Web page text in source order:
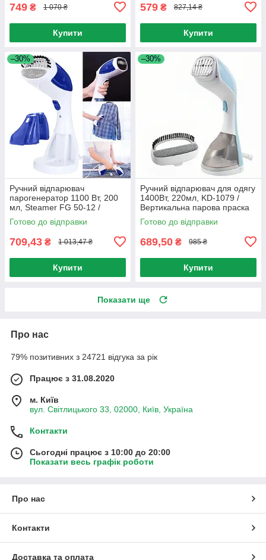
749 ₴ 1 070 ₴
Купити
579 ₴ 827,14 ₴
Купити
–30%
Ручний відпарювач
парогенератор 1100 Вт, 200
мл, Steamer FG 50-12 /
Вертикальна парова праска
для одягу
Готово до відправки
709,43 ₴ 1 013,47 ₴
Купити
–30%
Ручний відпарювач для одягу
1400Вт, 220мл, KD-1079 /
Вертикальна парова праска
для всіх типів тканини
Готово до відправки
689,50 ₴ 985 ₴
Купити
Показати ще
Про нас
79% позитивних з 24721 відгука за рік
Працює з 31.08.2020
м. Київ
вул. Світлицького 33, 02000, Київ, Україна
Контакти
Сьогодні працює з 10:00 до 20:00
Показати весь графік роботи
Про нас
Контакти
Доставка та оплата